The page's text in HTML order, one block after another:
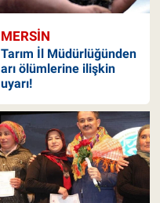
MERSIN
Tarım İl Müdürlüğünden
arı ölümlerine ilişkin
uyarı!